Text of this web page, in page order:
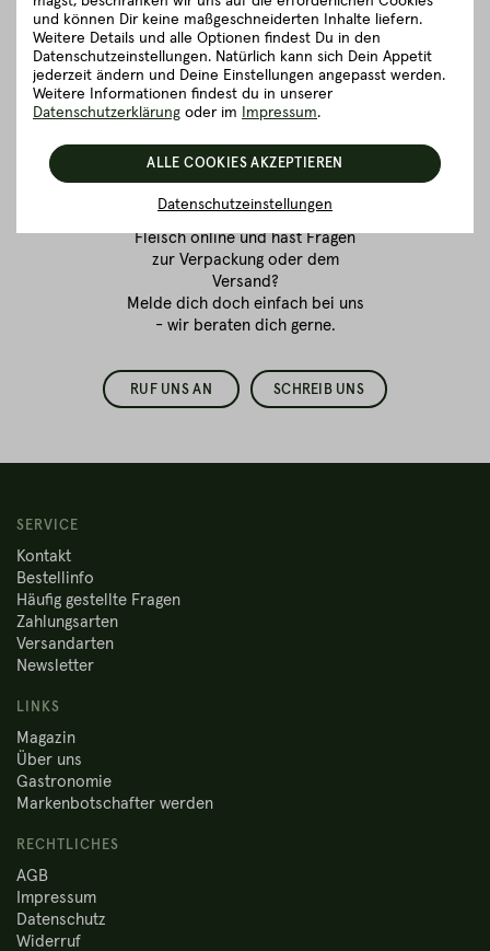
Fleischkauf ist
Vertrauenssache.
Wir sind für dich da!
Du bestellst zum ersten Mal
Fleisch onlineund hast Fragen
zur Verpackung oder dem
Versand?
Melde dich doch einfach bei uns
- wir beraten dich gerne.
RUF UNS AN SCHREIB UNS
SERVICE
Kontakt
Bestellinfo
Häufig gestellte Fragen
Zahlungsarten
Versandarten
Newsletter
LINKS
Magazin
Über uns
Gastronomie
Markenbotschafter werden
RECHTLICHES
AGB
Impressum
Datenschutz
Widerruf
und können Dir keine maßgeschneiderten Inhalte liefern.
Weitere Details und alle Optionen findest Du in den
Datenschutzeinstellungen. Natürlich kann sich Dein Appetit
jederzeit ändern und Deine Einstellungen angepasst werden.
Weitere Informationen findest du in unserer
Datenschutzerklärung oder im Impressum.
Datenschutzeinstellungen
ALLE COOKIES AKZEPTIEREN